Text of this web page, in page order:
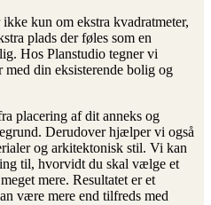
kun om ekstra kvadratmeter,
plads der føles som en
Hos Planstudio tegner vi
med din eksisterende bolig og
placering af dit anneks og
Derudover hjælper vi også
og arkitektonisk stil. Vi kan
til, hvorvidt du skal vælge et
mere. Resultatet er et
være mere end tilfreds med